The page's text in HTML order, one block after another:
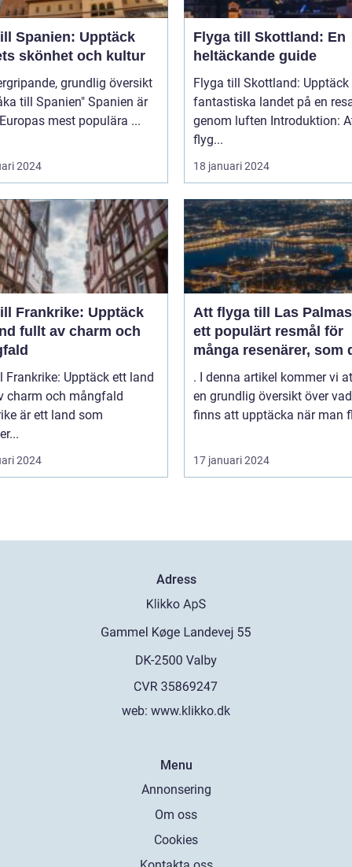
Spanien: Upptäck
skönhet och kultur
grundlig översikt
Spanien" Spanien är
mest populära ...
2024
Flyga till Skottland: En
heltäckande guide
Flyga till Skottland: Upptäck
fantastiska landet på en
genom luften Introduktion: Att
flyg...
18 januari 2024
Frankrike: Upptäck
fullt av charm och
Frankrike: Upptäck ett land
charm och mångfald
är ett land som
2024
Att flyga till Las
ett populärt resmål för
många resenärer, som
till de vackra
behagliga klimatet och
avslappnade
denna spanska ö
. I denna artikel kommer vi
en grundlig översikt över
finns att upptäcka när man
17 januari 2024
Adress
web: www.klikko.dk
Menu
Annonsering
Om oss
Cookies